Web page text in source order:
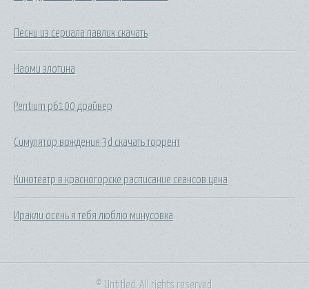
Песни из сериала павлик скачать
Наоми злотина
Pentium p6100 драйвер
Симулятор вождения 3d скачать торрент
Кинотеатр в красногорске расписание сеансов цена
Иракли осень я тебя люблю минусовка
© Untitled. All rights reserved.